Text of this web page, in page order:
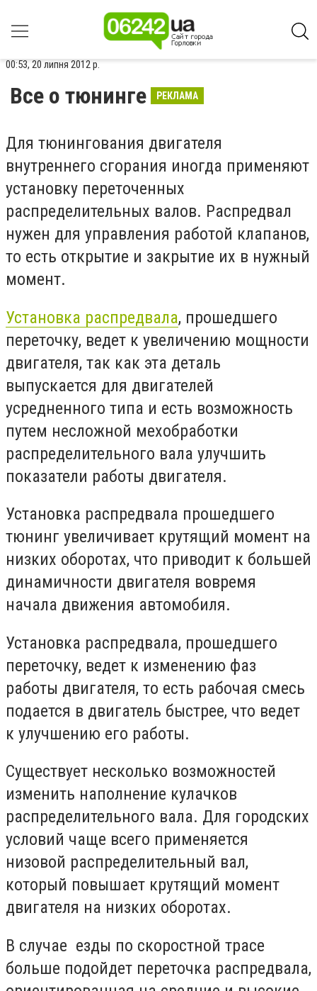
00:53, 20 липня 2012 р.
Все о тюнинге РЕКЛАМА
Для тюнингования двигателя
внутреннего сгорания иногда применяют
установку переточенных
распределительных валов. Распредвал
нужен для управления работой клапанов,
то есть открытие и закрытие их в нужный
момент.
Установка распредвала, прошедшего
переточку, ведет к увеличению мощности
двигателя, так как эта деталь
выпускается для двигателей
усредненного типа и есть возможность
путем несложной мехобработки
распределительного вала улучшить
показатели работы двигателя.
Установка распредвала прошедшего
тюнинг увеличивает крутящий момент на
низких оборотах, что приводит к большей
динамичности двигателя вовремя
начала движения автомобиля.
Установка распредвала, прошедшего
переточку, ведет к изменению фаз
работы двигателя, то есть рабочая смесь
подается в двигатель быстрее, что ведет
к улучшению его работы.
Существует несколько возможностей
изменить наполнение кулачков
распределительного вала. Для городских
условий чаще всего применяется
низовой распределительный вал,
который повышает крутящий момент
двигателя на низких оборотах.
В случае езды по скоростной трасе
больше подойдет переточка распредвала,